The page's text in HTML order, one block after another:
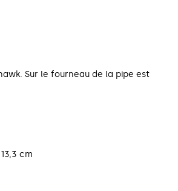
Sur le fourneau de la pipe est
cm